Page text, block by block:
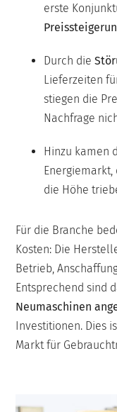
erste
Durch die
Lieferzeiten
stiegen die
Nachfrage
Hinzu kamen
die Höhe
Für die Branche
Kosten: Die
Betrieb,
Entsprechend sind
Neumaschinen
Investitionen. Dies
Markt für